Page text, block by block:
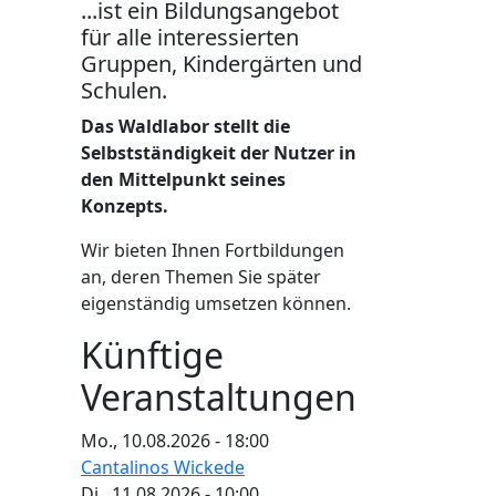
...ist ein Bildungsangebot
für alle interessierten
Gruppen, Kindergärten und
Schulen.
Das Waldlabor stellt die
Selbstständigkeit der Nutzer in
den Mittelpunkt seines
Konzepts.
Wir bieten Ihnen Fortbildungen
an, deren Themen Sie später
eigenständig umsetzen können.
Künftige
Veranstaltungen
Mo., 10.08.2026 - 18:00
Cantalinos Wickede